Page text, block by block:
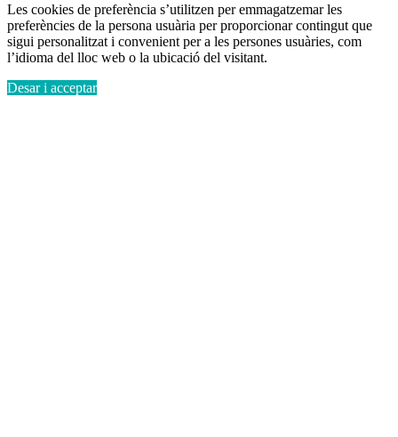
Les cookies de preferència s’utilitzen per emmagatzemar les
preferències de la persona usuària per proporcionar contingut que
sigui personalitzat i convenient per a les persones usuàries, com
l’idioma del lloc web o la ubicació del visitant.
Desar i acceptar